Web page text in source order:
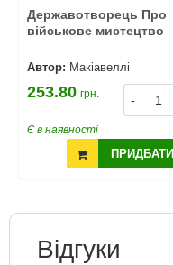
Державотворець Про
військове мистецтво
Автор: Макіавеллі
-
253.80 грн.
Є в наявності
ПРИДБАТИ
Відгуки